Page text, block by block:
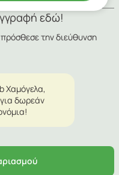
εδώ!
την διεύθυνση
Χαμόγελα,
δωρεάν